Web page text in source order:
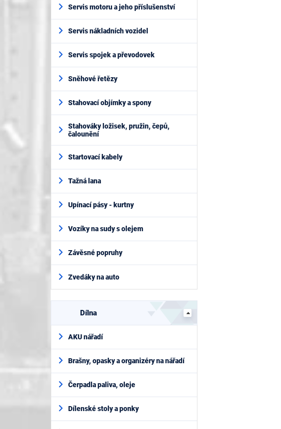
Servis motoru a jeho příslušenství
Servis nákladních vozidel
Servis spojek a převodovek
Sněhové řetězy
Stahovací objímky a spony
Stahováky ložisek, pružin, čepů,
čalounění
Startovací kabely
Tažná lana
Upínací pásy - kurtny
Vozíky na sudy s olejem
Závěsné popruhy
Zvedáky na auto
Dílna
AKU nářadí
Brašny, opasky a organizéry na nářadí
Čerpadla paliva, oleje
Dílenské stoly a ponky